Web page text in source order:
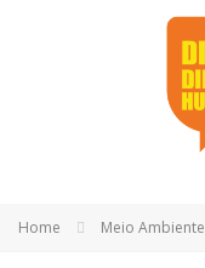
Home Meio Ambiente